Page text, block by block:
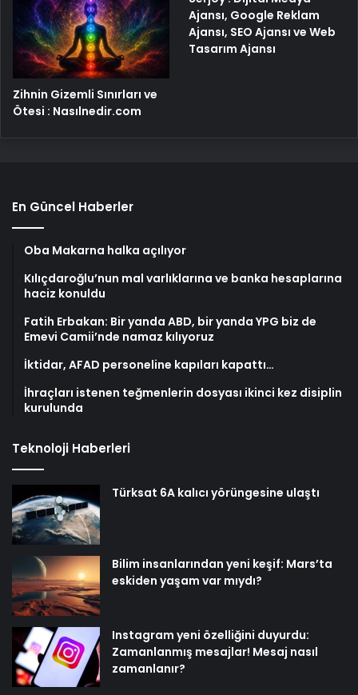
Zihnin Gizemli Sınırları ve
Ötesi : Nasılnedir.com
Ajansı, Google Reklam
Ajansı, SEO Ajansı ve Web
Tasarım Ajansı
En Güncel Haberler
Oba Makarna halka açılıyor
Kılıçdaroğlu’nun mal varlıklarına ve banka hesaplarına
haciz konuldu
Fatih Erbakan: Bir yanda ABD, bir yanda YPG biz de
Emevi Camii’nde namaz kılıyoruz
İktidar, AFAD personeline kapıları kapattı…
İhraçları istenen teğmenlerin dosyası ikinci kez disiplin
kurulunda
Teknoloji Haberleri
Türksat 6A kalıcı yörüngesine ulaştı
Bilim insanlarından yeni keşif: Mars’ta
eskiden yaşam var mıydı?
Instagram yeni özelliğini duyurdu:
Zamanlanmış mesajlar! Mesaj nasıl
zamanlanır?